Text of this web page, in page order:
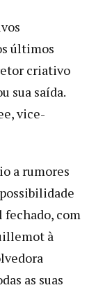
últimos
criativo
sua saída.
vice-
a rumores
fechado, com
à
as suas